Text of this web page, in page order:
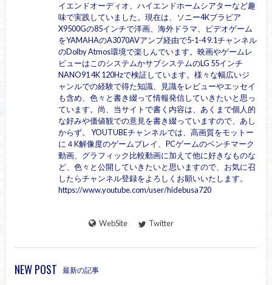
イエンドオーディオ、ハイエンドホームシアターなど趣
味で実践していました。現在は、ソニー4Kブラビア
X9500Gの85インチで洋画、海外ドラマ、ビデオゲーム
をYAMAHAのA3070AVアンプ経由で5-1-4 9.1チャンネル
のDolby Atmos環境で楽しんでいます。映画やゲームレ
ビューはこのシステムかサブシステムのLG 55インチ
NANO91 4K 120Hzで検証しています。様々な幅広いジ
ャンルでの経験で得た知識、見識をレビューやエッセイ
も含め、色々と書き綴って情報発信していきたいと思っ
ています。尚、当サイトで書く内容は、あくまで個人的
な好みや価値観での意見を書き綴っていますので、あし
からず。 YOUTUBEチャンネルでは、高画質をモットー
に４K解像度のゲームプレイ、PCゲームのベンチマーク
動画、グラフィック比較動画に加えて他に好きなものな
ど、色々と公開していきたいと思いますので、お気に召
したらチャンネル登録をよろしくお願いいたします。
https://www.youtube.com/user/hidebusa720
WebSite Twitter
NEW POST 最新の記事